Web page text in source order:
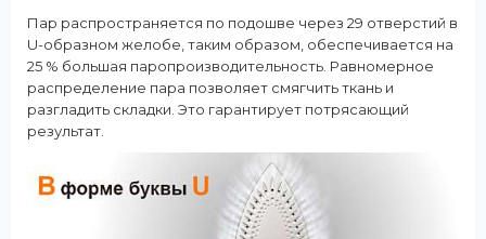
Пар распространяется по подошве через 29 отверстий в
U-образном желобе, таким образом, обеспечивается на
25 % большая паропроизводительность. Равномерное
распределение пара позволяет смягчить ткань и
разгладить складки. Это гарантирует потрясающий
результат.